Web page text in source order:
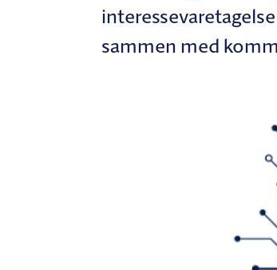
sammen med